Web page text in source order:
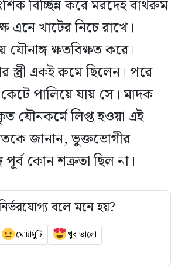
বিচ্ছিন্ন করে মরদেহ বাথরুম
এনে খাটের নিচে রাখে।
যৌনাঙ্গ ক্ষতবিক্ষত করে।
স্ত্রী একই রুমে ছিলেন। পরে
পালিয়ে যায় সে। মাদক
যৌনকর্মে লিপ্ত হওয়া এই
জানান, ভুক্তভোগীর
পূর্ব কোন শত্রুতা ছিল না।
বলে মনে হয়?
মোটামুটি খুব ভালো